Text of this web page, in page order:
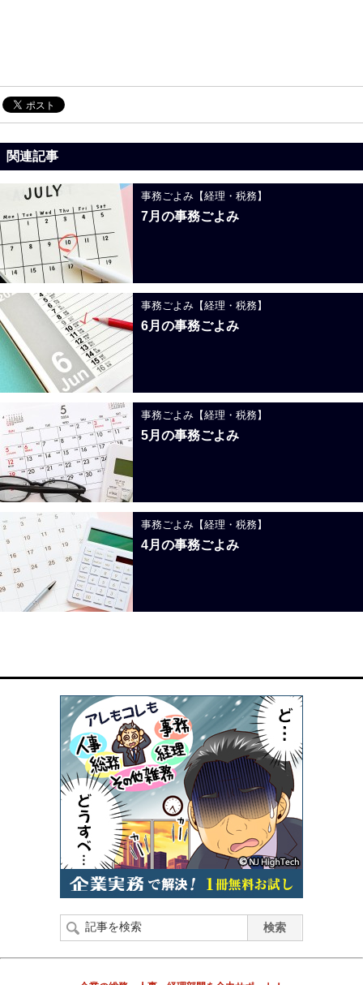
関連記事
事務ごよみ【経理・税務】
7月の事務ごよみ
事務ごよみ【経理・税務】
6月の事務ごよみ
事務ごよみ【経理・税務】
5月の事務ごよみ
事務ごよみ【経理・税務】
4月の事務ごよみ